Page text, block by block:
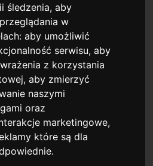
śledzenia, aby
w
aby umożliwić
serwisu,aby
z korzystania
,aby zmierzyć
naszymi
oraz
marketingowe,
które są dla
.
OBECNIE NIEDOSTĘPNY